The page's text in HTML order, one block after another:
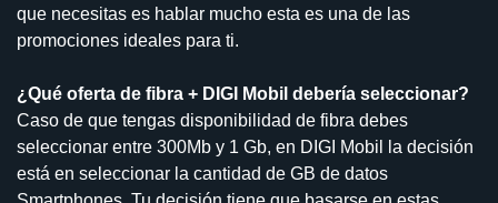
que necesitas es hablar mucho esta es una de las
promociones ideales para ti.
¿Qué oferta de fibra + DIGI Mobil debería seleccionar?
Caso de que tengas disponibilidad de fibra debes
seleccionar entre 300Mb y 1 Gb, en DIGI Mobil la decisión
está en seleccionar la cantidad de GB de datos